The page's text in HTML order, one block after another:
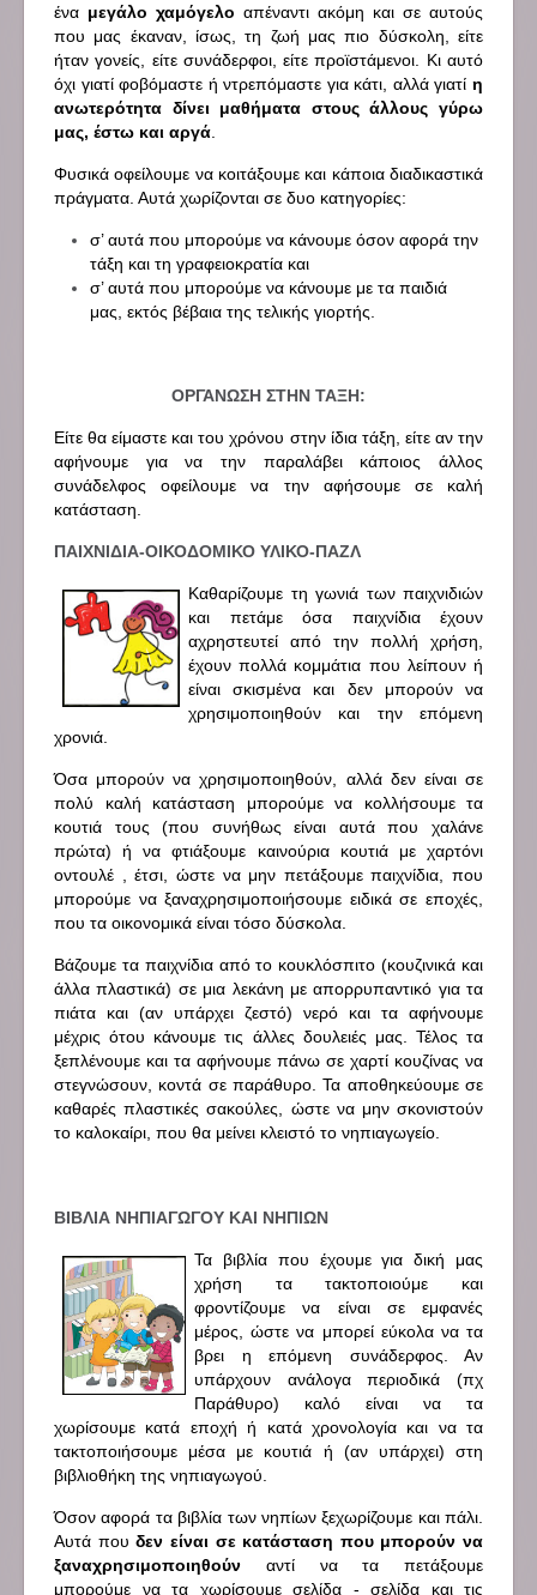
ένα μεγάλο χαμόγελο απέναντι ακόμη και σε αυτούς
που μας έκαναν, ίσως, τη ζωή μας πιο δύσκολη, είτε
ήταν γονείς, είτε συνάδερφοι, είτε προϊστάμενοι. Κι αυτό
όχι γιατί φοβόμαστε ή ντρεπόμαστε για κάτι, αλλά γιατί η
ανωτερότητα δίνει μαθήματα στους άλλους γύρω
μας, έστω και αργά.
Φυσικά οφείλουμε να κοιτάξουμε και κάποια διαδικαστικά
πράγματα. Αυτά χωρίζονται σε δυο κατηγορίες:
σ’ αυτά που μπορούμε να κάνουμε όσον αφορά την
τάξη και τη γραφειοκρατία και
σ’ αυτά που μπορούμε να κάνουμε με τα παιδιά
μας, εκτός βέβαια της τελικής γιορτής.
ΟΡΓΑΝΩΣΗ ΣΤΗΝ ΤΑΞΗ:
Είτε θα είμαστε και του χρόνου στην ίδια τάξη, είτε αν την
αφήνουμε για να την παραλάβει κάποιος άλλος
συνάδελφος οφείλουμε να την αφήσουμε σε καλή
κατάσταση.
ΠΑΙΧΝΙΔΙΑ-ΟΙΚΟΔΟΜΙΚΟ ΥΛΙΚΟ-ΠΑΖΛ
Καθαρίζουμε τη γωνιά των παιχνιδιών
και πετάμε όσα παιχνίδια έχουν
αχρηστευτεί από την πολλή χρήση,
έχουν πολλά κομμάτια που λείπουν ή
είναι σκισμένα και δεν μπορούν να
χρησιμοποιηθούν και την επόμενη
χρονιά.
Όσα μπορούν να χρησιμοποιηθούν, αλλά δεν είναι σε
πολύ καλή κατάσταση μπορούμε να κολλήσουμε τα
κουτιά τους (που συνήθως είναι αυτά που χαλάνε
πρώτα) ή να φτιάξουμε καινούρια κουτιά με χαρτόνι
οντουλέ , έτσι, ώστε να μην πετάξουμε παιχνίδια, που
μπορούμε να ξαναχρησιμοποιήσουμε ειδικά σε εποχές,
που τα οικονομικά είναι τόσο δύσκολα.
Βάζουμε τα παιχνίδια από το κουκλόσπιτο (κουζινικά και
άλλα πλαστικά) σε μια λεκάνη με απορρυπαντικό για τα
πιάτα και (αν υπάρχει ζεστό) νερό και τα αφήνουμε
μέχρις ότου κάνουμε τις άλλες δουλειές μας. Τέλος τα
ξεπλένουμε και τα αφήνουμε πάνω σε χαρτί κουζίνας να
στεγνώσουν, κοντά σε παράθυρο. Τα αποθηκεύουμε σε
καθαρές πλαστικές σακούλες, ώστε να μην σκονιστούν
το καλοκαίρι, που θα μείνει κλειστό το νηπιαγωγείο.
ΒΙΒΛΙΑ ΝΗΠΙΑΓΩΓΟΥ ΚΑΙ ΝΗΠΙΩΝ
Τα βιβλία που έχουμε για δική μας
χρήση τα τακτοποιούμε και
φροντίζουμε να είναι σε εμφανές
μέρος, ώστε να μπορεί εύκολα να τα
βρει η επόμενη συνάδερφος. Αν
υπάρχουν ανάλογα περιοδικά (πχ
Παράθυρο) καλό είναι να τα
χωρίσουμε κατά εποχή ή κατά χρονολογία και να τα
τακτοποιήσουμε μέσα με κουτιά ή (αν υπάρχει) στη
βιβλιοθήκη της νηπιαγωγού.
Όσον αφορά τα βιβλία των νηπίων ξεχωρίζουμε και πάλι.
Αυτά πουδεν είναι σε κατάσταση που μπορούν να
ξαναχρησιμοποιηθούν αντί να τα πετάξουμε
μπορούμε να τα χωρίσουμε σελίδα - σελίδα και τις